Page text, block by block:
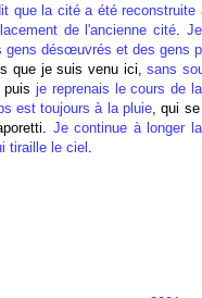
que la cité a été
de l'ancienne cité.
gens désœuvrés et des gens
que je suis venu ici,sans
puisje reprenais le cours de
est toujours à la pluie, qui se
Je continue à longer
tiraille le ciel .